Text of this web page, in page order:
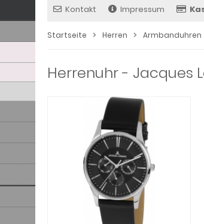
Kontakt Impressum
Startseite Herren Armbanduhren
Herrenuhr - Jacques